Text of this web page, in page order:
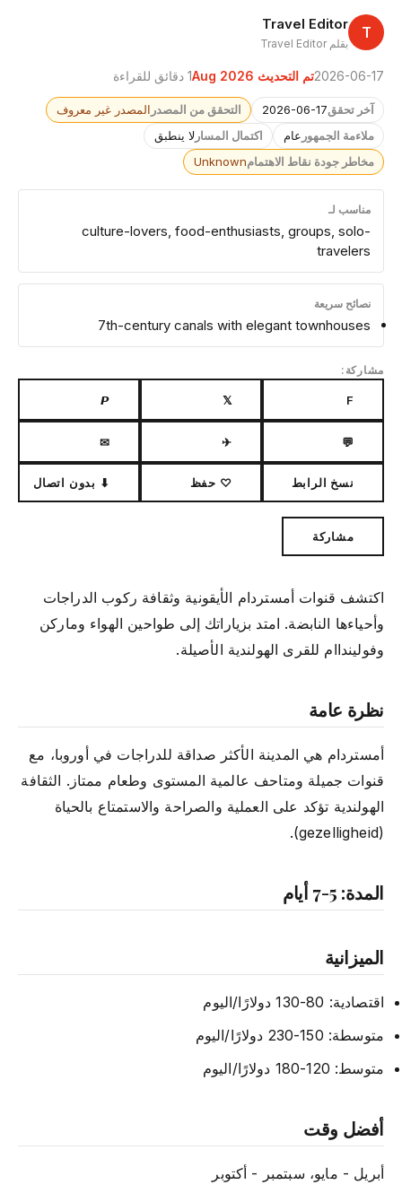
T
Travel Editor
بقلم Travel Editor
2026-06-17تم التحديث Aug 2026 1 دقائق للقراءة
آخر تحقق2026-06-17 التحقق من المصدر المصدر غير معروف
ملاءمة الجمهور عام اكتمال المسار لا ينطبق
مخاطر جودة نقاط الاهتمامUnknown
مناسب لـ
culture-lovers, food-enthusiasts, groups, solo-
travelers
نصائح سريعة
7th-century canals with elegant townhouses
مشاركة:
F
𝕏
𝙋
💬
✈
✉
نسخ الرابط ♡ حفظ ⬇ بدون اتصال
مشاركة
اكتشف قنوات أمستردام الأيقونية وثقافة ركوب الدراجات
وأحياءها النابضة. امتد بزياراتك إلى طواحين الهواء وماركن
وفولينداام للقرى الهولندية الأصيلة.
نظرة عامة
أمستردام هي المدينة الأكثر صداقة للدراجات في أوروبا، مع
قنوات جميلة ومتاحف عالمية المستوى وطعام ممتاز. الثقافة
الهولندية تؤكد على العملية والصراحة والاستمتاع بالحياة
(gezelligheid).
المدة: 5-7 أيام
الميزانية
اقتصادية: 80-130 دولارًا/اليوم
متوسطة: 150-230 دولارًا/اليوم
متوسط: 120-180 دولارًا/اليوم
أفضل وقت
أبريل - مايو، سبتمبر - أكتوبر